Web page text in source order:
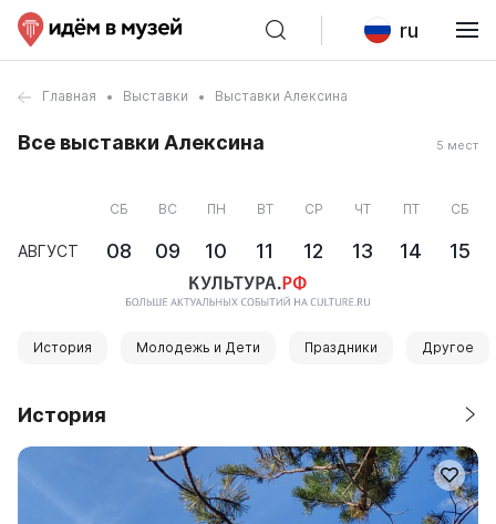
ru
Главная Выставки Выставки Алексина
Все выставки Алексина 5 мест
АВГУСТ
СБ
08
ВС
09
ПН
10
ВТ
11
СР
12
ЧТ
13
ПТ
14
СБ
15
История Молодежь и Дети Праздники Другое
История